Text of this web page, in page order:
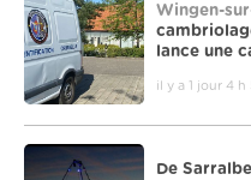
Wingen-
lance une
il y a 1 jour 4 h
De